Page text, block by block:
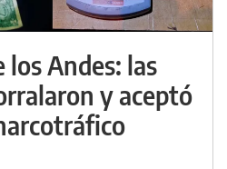
Andes: las
y aceptó